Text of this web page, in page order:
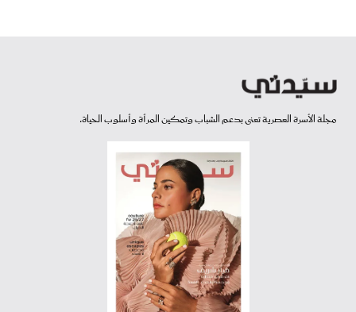
مجلة الأسرة العصرية تعنى بدعم الشباب وتمكين المرأة وأسلوب الحياة.